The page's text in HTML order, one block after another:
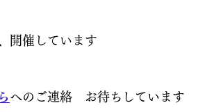
開催しています
へのご連絡　お待ちしています